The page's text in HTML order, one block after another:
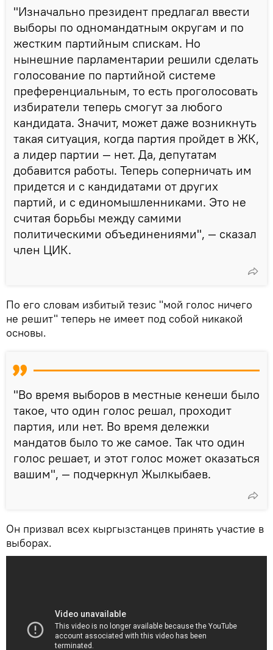
"Изначально президент предлагал ввести
выборы по одномандатным округам и по
жестким партийным спискам. Но
нынешние парламентарии решили сделать
голосование по партийной системе
преференциальным, то есть проголосовать
избиратели теперь смогут за любого
кандидата. Значит, может даже возникнуть
такая ситуация, когда партия пройдет в ЖК,
а лидер партии — нет. Да, депутатам
добавится работы. Теперь соперничать им
придется и с кандидатами от других
партий, и с единомышленниками. Это не
считая борьбы между самими
политическими объединениями", — сказал
член ЦИК.
По его словам избитый тезис "мой голос ничего
не решит" теперь не имеет под собой никакой
основы.
"Во время выборов в местные кенеши было
такое, что один голос решал, проходит
партия, или нет. Во время дележки
мандатов было то же самое. Так что один
голос решает, и этот голос может оказаться
вашим", — подчеркнул Жылкыбаев.
Он призвал всех кыргызстанцев принять участие в
выборах.